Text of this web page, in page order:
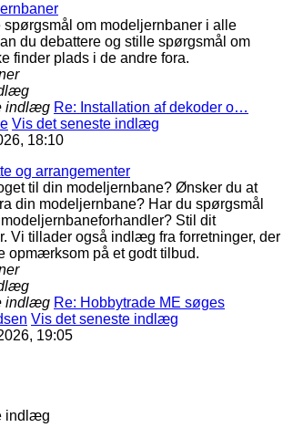
spørgsmål om modeljernbaner i alle
du debattere og stille spørgsmål om
finder plads i de andre fora.
indlæg Re: Installation af dekoder o…
Vis det seneste indlæg
18:10
og arrangementer
til din modeljernbane? Ønsker du at
din modeljernbane? Har du spørgsmål
Stil dit
Vi tillader også indlæg fra forretninger, der
opmærksom på et godt tilbud.
indlæg Re: Hobbytrade ME søges
Vis det seneste indlæg
19:05
indlæg